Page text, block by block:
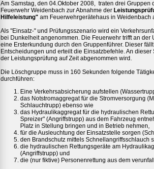
Am Samstag, den 04.Oktober 2008, traten drei Gruppen
Feuerwehr Weidenbach zur Abnahme der
Hilfeleistung" am Feuerwehrgerätehaus in Weidenbach
Als "Einsatz-" und Prüfungsszenario wird ein
bei Dunkelheit angenommen. Die Feuerwehr trifft an der
eine Ersterkundung durch den Gruppenführer. Dieser
Entscheidungen und erteilt die Einsatzbefehle. An dieser
der Leistungsprüfung auf Zeit abgenommen wird.
Die Löschgruppe muss in 160 Sekunden folgende
durchführen:
Eine Verkehrsabsicherung aufstellen
das Notstromaggregat für die Stromversorgung
Schlauchtrupp) ebenso wie
das Hydraulikaggregat für die hydraulischen
Spreizer" (Angriffstrupp) aus dem Fahrzeug
Platz in Stellung bringen und in Betrieb nehmen,
für die Ausleuchtung der Einsatzstelle sorgen
den Brandschutz mittels Schnellangriffsschlauch
die hydraulischen Rettungsgeräte am
(Angriffstrupp) und
die (nur fiktive) Personenrettung aus dem